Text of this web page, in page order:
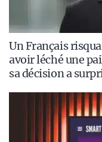
Un Français
avoir léché une
sa décision a